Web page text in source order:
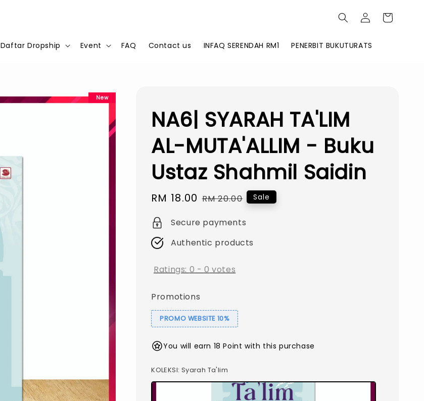
Daftar Dropship Event FAQ Contact us INFAQ SERENDAH RM1 PENERBIT BUKUTURATS
New
NA6| SYARAH TA'LIM
AL-MUTA'ALLIM - Buku
Ustaz Shahmil Saidin
Sale
price
RM 18.00 Regular
RM 20.00 Sale
Secure payments
Authentic products
Ratings: 0 -0 votes
Promotions
PROMO WEBSITE 10%
You will earn 18 Point with this purchase
KOLEKSI: Syarah Ta'lim